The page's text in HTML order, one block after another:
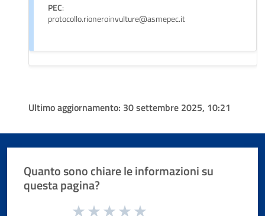
PEC:
protocollo.rioneroinvulture@asmepec.it
Ultimo aggiornamento: 30 settembre 2025, 10:21
Quanto sono chiare le informazioni su
questa pagina?
Valuta da 1 a 5 stelle la pagina